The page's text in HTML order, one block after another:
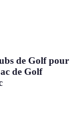
de Golf pour
de Golf